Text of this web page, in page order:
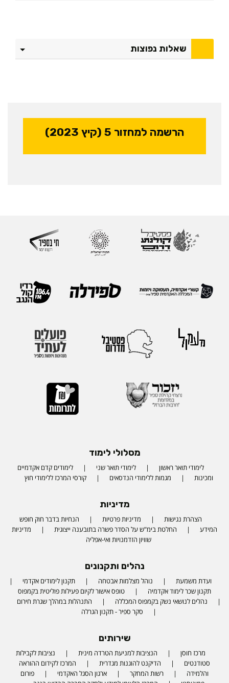
שאלות נפוצות
הרשמה למחזור 5 (קיץ 2023)
מסלולי לימוד
לימודי תואר ראשון לימודי תואר שני
לימודים קדם אקדמיים
ומכינות
מגמות ללימודי הנדסאים קורסי המרכז ללימודי חוץ
מדיניות
הצהרת נגישות מדיניות פרטיות
הנחיות בדבר חוק חופש
המידע
החלטת בימ"ש על הסדר פשרה בתובענה ייצוגית
מדיניות
שוויון הזדמנויות ואי-אפליה
נהלים ותקנונים
ועדת משמעת נוהל מצלמות אבטחה
תקנון לימודים אקדמי
תקנון שכר לימוד אקדמיה
טופס אישור לקיום פעילות פוליטית בקמפוס
נהלים לנושאי נשק בקמפוס המכללה
התנהלות במהלך שגרת חירום
סקר ספיר - תקנון הגרלה
שירותים
מרכז חוסן הנציבות למניעת הטרדה מינית
נציבות לקבילות
סטודנטים
הדיקנט להוגנות מגדרית
המרכז לקידום ההוראה
והלמידה
רשות המחקר ארגון הסגל האקדמי
פורום